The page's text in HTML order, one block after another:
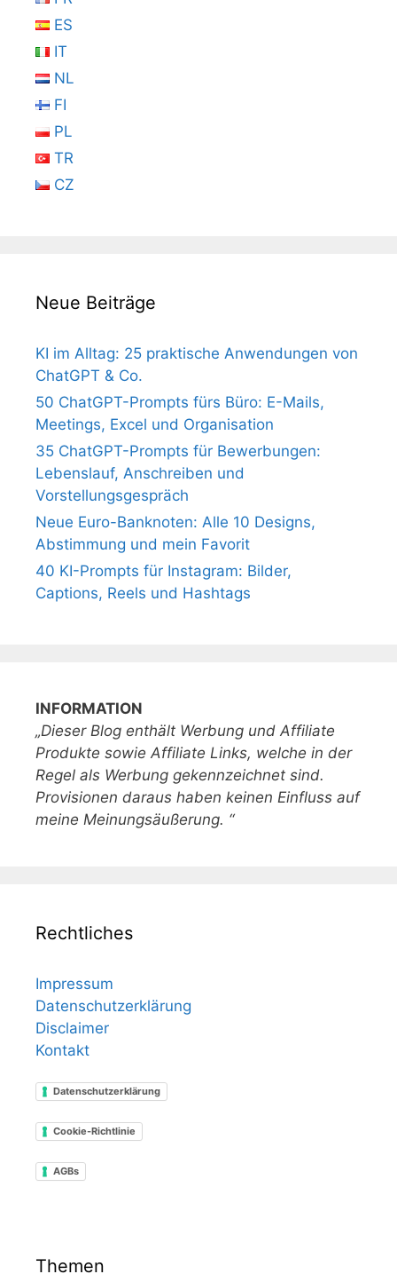
ES
IT
NL
FI
PL
TR
CZ
Neue Beiträge
KI im Alltag: 25 praktische Anwendungen von
ChatGPT & Co.
50 ChatGPT-Prompts fürs Büro: E-Mails,
Meetings, Excel und Organisation
35 ChatGPT-Prompts für Bewerbungen:
Lebenslauf, Anschreiben und
Vorstellungsgespräch
Neue Euro-Banknoten: Alle 10 Designs,
Abstimmung und mein Favorit
40 KI-Prompts für Instagram: Bilder,
Captions, Reels und Hashtags
INFORMATION
„Dieser Blog enthält Werbung und Affiliate
Produkte sowie Affiliate Links, welche in der
Regel als Werbung gekennzeichnet sind.
Provisionen daraus haben keinen Einfluss auf
meine Meinungsäußerung. “
Rechtliches
Impressum
Datenschutzerklärung
Disclaimer
Kontakt
Datenschutzerklärung
Cookie-Richtlinie
AGBs
Themen